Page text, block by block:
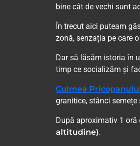
bine cât de vechi sunt
În trecut aici puteam
zonă, senzația pe care
Dar să lăsăm istoria în
timp ce socializăm și
Culmea
granitice, stânci semețe
După aproximativ 1 oră
altitudine).